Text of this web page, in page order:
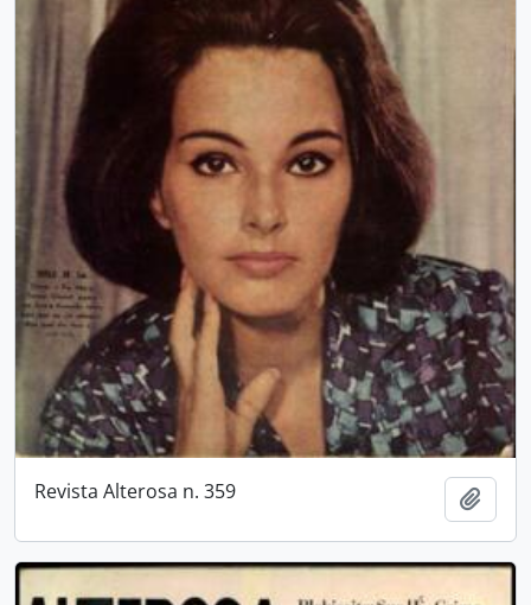
Revista Alterosa n. 359